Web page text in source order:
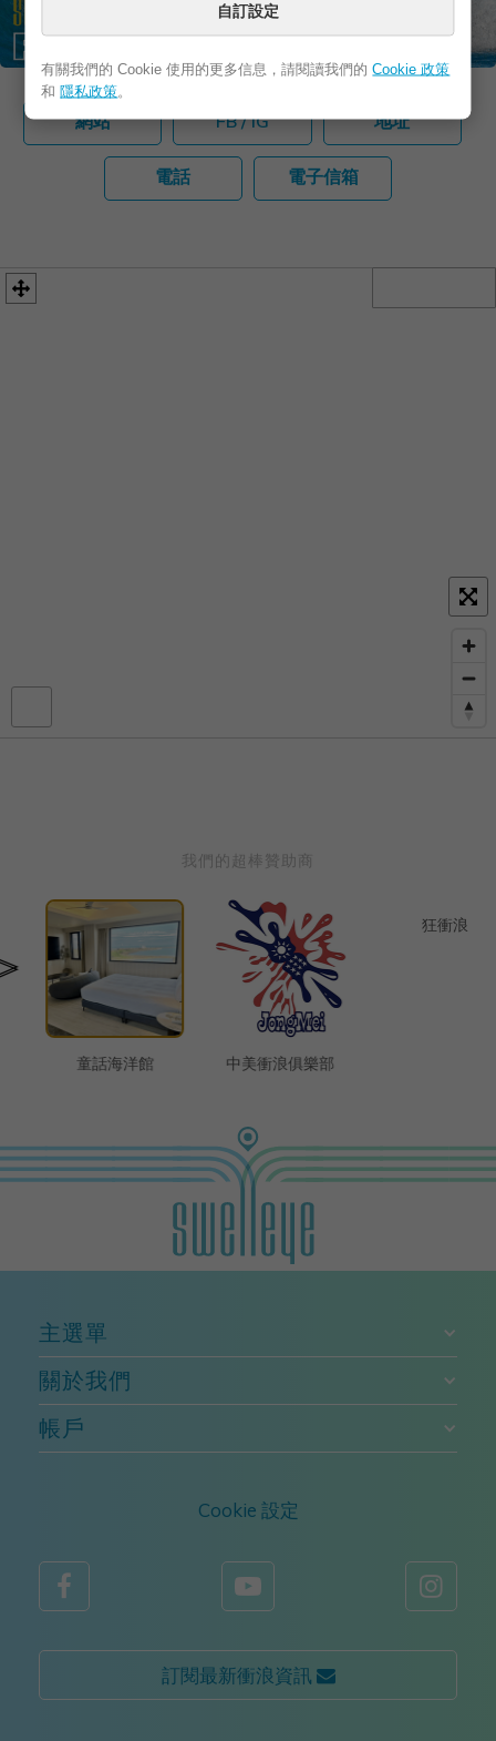
自訂設定
有關我們的 Cookie 使用的更多信息，請閱讀我們的Cookie 政策
和隱私政策。
網站 FB / IG 地址
電話 電子信箱
我們的超棒贊助商
童話海洋館 中美衝浪俱樂部
主選單
關於我們
帳戶
Cookie 設定
  
訂閱最新衝浪資訊 